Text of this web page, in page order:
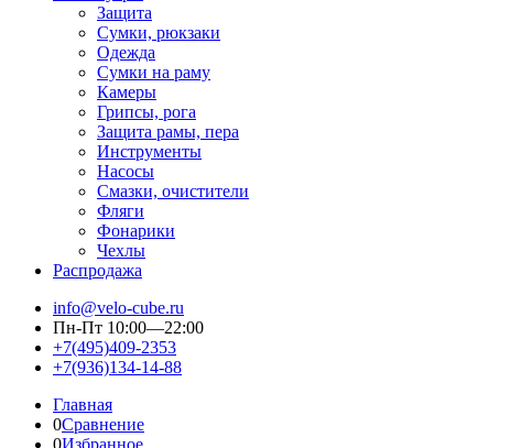
Защита
Сумки, рюкзаки
Одежда
Сумки на раму
Камеры
Грипсы, рога
Защита рамы, пера
Инструменты
Насосы
Смазки, очистители
Фляги
Фонарики
Чехлы
Распродажа
info@velo-cube.ru
Пн-Пт 10:00—22:00
+7(495)409-2353
+7(936)134-14-88
Главная
0Сравнение
0Избранное